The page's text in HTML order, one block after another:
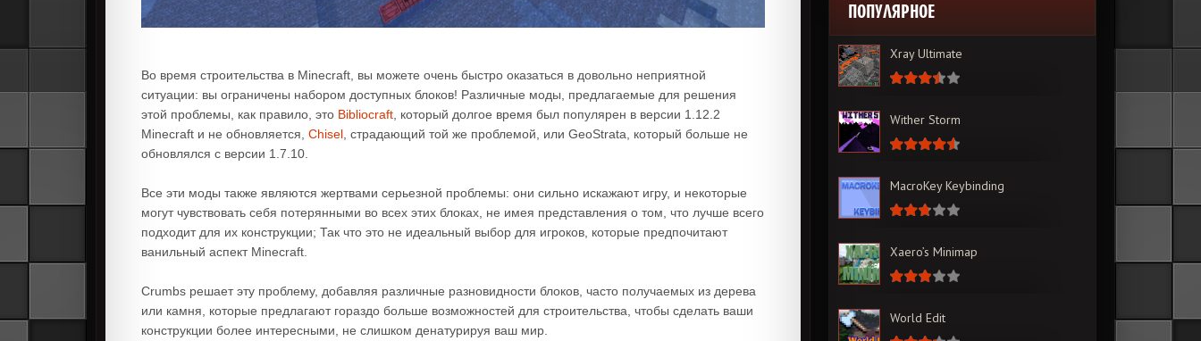
Во время строительства в Minecraft, вы можете очень быстро оказаться в довольно неприятной
ситуации: вы ограничены набором доступных блоков! Различные моды, предлагаемые для решения
этой проблемы, как правило, это Bibliocraft , который долгое время был популярен в версии 1.12.2
Minecraft и не обновляется, Chisel , страдающий той же проблемой, или GeoStrata, который больше не
обновлялся с версии 1.7.10.
Все эти моды также являются жертвами серьезной проблемы: они сильно искажают игру, и некоторые
могут чувствовать себя потерянными во всех этих блоках, не имея представления о том, что лучше всего
подходит для их конструкции; Так что это не идеальный выбор для игроков, которые предпочитают
ванильный аспект Minecraft.
Crumbs решает эту проблему, добавляя различные разновидности блоков, часто получаемых из дерева
или камня, которые предлагают гораздо больше возможностей для строительства, чтобы сделать ваши
конструкции более интересными, не слишком денатурируя ваш мир.
ПОПУЛЯРНОЕ
Xray Ultimate
Wither Storm
MacroKey Keybinding
Xaero’s Minimap
World Edit